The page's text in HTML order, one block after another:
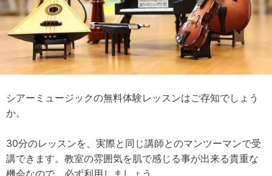
シアーミュージックの無料体験レッスンはご存知でしょう
か。
30分のレッスンを、実際と同じ講師とのマンツーマンで受
講できます。教室の雰囲気を肌で感じる事が出来る貴重な
機会なので、必ず利用しましょう。